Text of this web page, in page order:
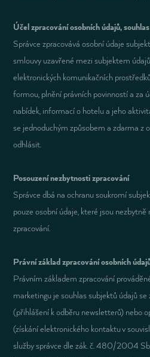
Účel zpracování osobních údajů,
Správce zpracovává osobní údaje
smlouvy uzavřené mezi subjektem
elektronických komunikačních
formou, plnění právních povinností a za
nabídek, informací o hotelu a jeho
se jednoduchým způsobem a zdarma z
odhlásit.
Posouzení nezbytnosti zpracování
Správce dbá na ochranu soukromí
pouze osobní údaje, které jsou
zpracování.
Právní základ zpracování osobních
Právním základem zpracování
marketingu je souhlas subjektů údajů
(přihlášení k odběru newsletterů) nebo
(získání elektronického kontaktu v
služby správce dle zák. č. 480/2004